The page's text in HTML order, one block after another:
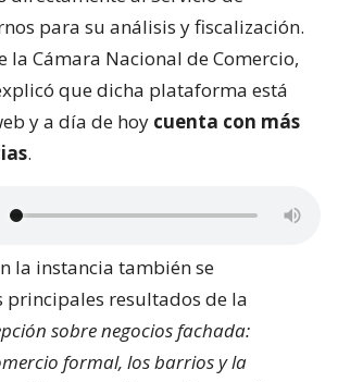
para su análisis y fiscalización.
la Cámara Nacional de Comercio,
que dicha plataforma está
y a día de hoy cuenta con más
.
la instancia también se
principales resultados de la
sobre negocios fachada:
formal, los barrios y la